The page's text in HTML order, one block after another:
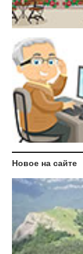
Новое на сайте